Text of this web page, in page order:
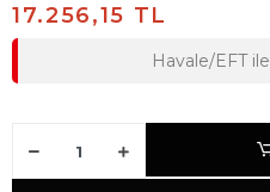
17.256,15 TL
Havale/EFT ile